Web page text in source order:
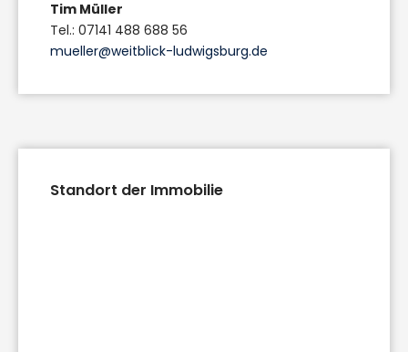
Tim Müller
Tel.: 07141 488 688 56
mueller@weitblick-ludwigsburg.de
Standort der Immobilie